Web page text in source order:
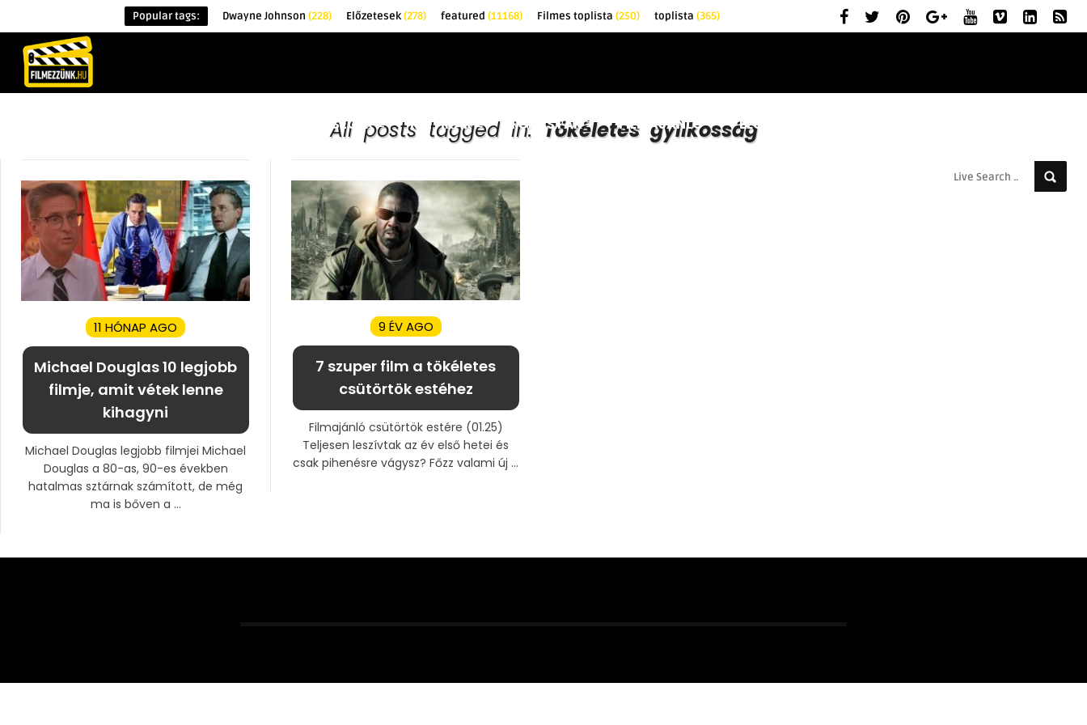
Popular tags: Dwayne Johnson (228) Előzetesek(278) featured (11168) Filmes toplista (250) toplista (365)
ÉRDEKESSÉGEK KRITIKÁK TOPLISTÁK FILMAJÁNLÓ ELŐZETESEK
All posts tagged in: Tökéletes gyilkosság
11 HÓNAP AGO
Michael Douglas 10 legjobb
filmje, amit vétek lenne
kihagyni
Michael Douglas legjobb filmjei Michael
Douglas a 80-as, 90-es években
hatalmas sztárnak számított, de még
ma is bőven a ...
9 ÉV AGO
7 szuper film a tökéletes
csütörtök estéhez
Filmajánló csütörtök estére (01.25)
Teljesen leszívtak az év első hetei és
csak pihenésre vágysz? Főzz valami új ...